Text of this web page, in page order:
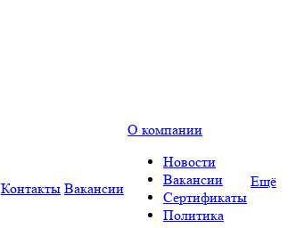
Контакты Вакансии
О компании
Новости
Вакансии
Сертификаты
Политика
Ещё